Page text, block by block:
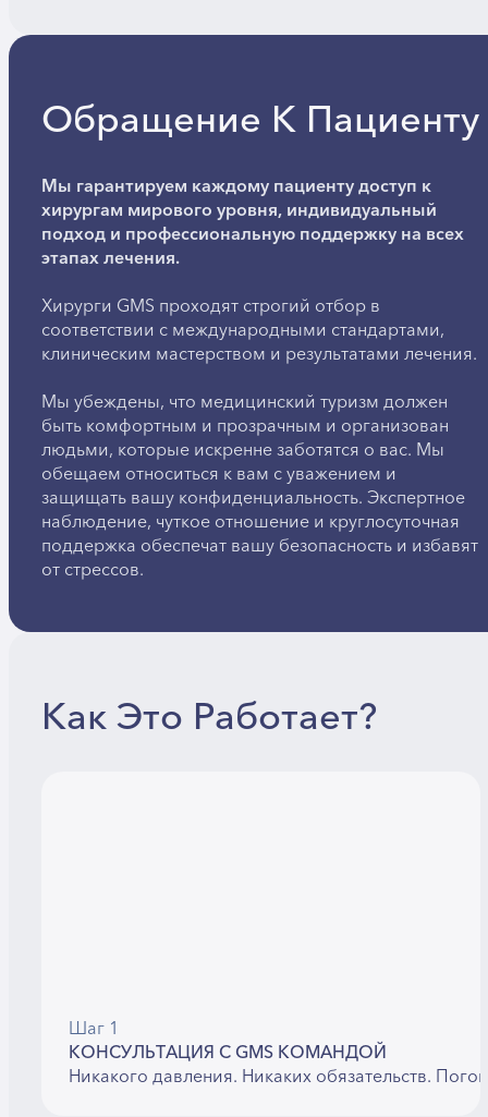
Обращение К Пациенту
Мы гарантируем каждому пациенту доступ к
хирургам мирового уровня, индивидуальный
подход и профессиональную поддержку на всех
этапах лечения.
Хирурги GMS проходят строгий отбор в
соответствии с международными стандартами,
клиническим мастерством и результатами лечения.
Мы убеждены, что медицинский туризм должен
быть комфортным и прозрачным и организован
людьми, которые искренне заботятся о вас. Мы
обещаем относиться к вам с уважением и
защищать вашу конфиденциальность. Экспертное
наблюдение, чуткое отношение и круглосуточная
поддержка обеспечат вашу безопасность и избавят
от стрессов.
Как Это Работает?
Шаг 1
КОНСУЛЬТАЦИЯ С GMS КОМАНДОЙ
Никакого давления. Никаких обязательств.